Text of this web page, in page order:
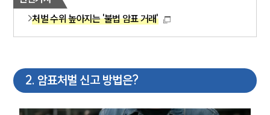
처벌 수위 높아지는 '불법 암표 거래'
2. 암표처벌 신고 방법은?